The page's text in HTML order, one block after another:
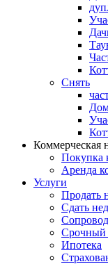
Снять
Коммерческая
Покупка
Аренда
Услуги
Продать
Сдать
Срочный
Ипотека